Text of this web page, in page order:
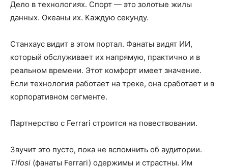
Дело в технологиях. Спорт — это золотые жилы
данных. Океаны их. Каждую секунду.
Станхаус видит в этом портал. Фанаты видят ИИ,
который обслуживает их напрямую, практично и в
реальном времени. Этот комфорт имеет значение.
Если технология работает на треке, она сработает и в
корпоративном сегменте.
Партнерство с Ferrari строится на повествовании.
Звучит это пусто, пока не вспомнить об аудитории.
Tifosi (фанаты Ferrari) одержимы и страстны. Им